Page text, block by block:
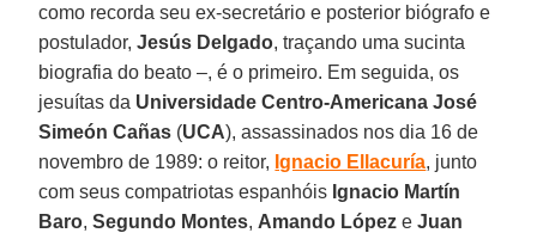
como recorda seu ex-secretário e posterior biógrafo e
postulador,Jesús Delgado, traçando uma sucinta
biografia do beato –, é o primeiro. Em seguida, os
jesuítas da Universidade Centro-Americana José
Simeón Cañas (UCA), assassinados nos dia 16 de
novembro de 1989: o reitor, Ignacio Ellacuría, junto
com seus compatriotas espanhóis Ignacio Martín
Baro,Segundo Montes, Amando López eJuan